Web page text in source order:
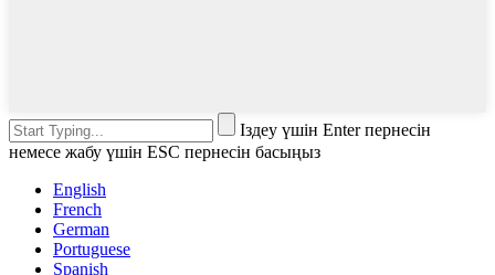
Іздеу үшін Enter пернесін
немесе жабу үшін ESC пернесін басыңыз
English
French
German
Portuguese
Spanish